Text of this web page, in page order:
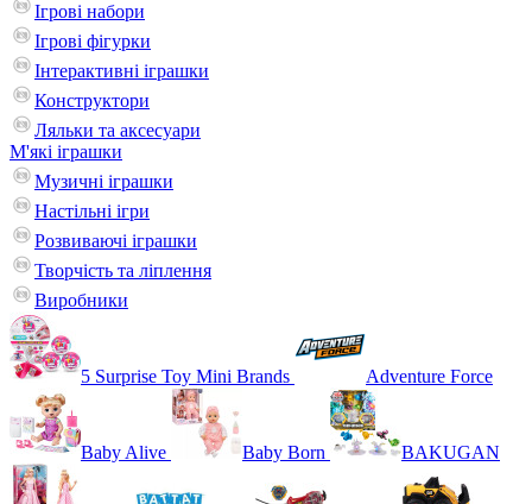
Ігрові набори
Ігрові фігурки
Інтерактивні іграшки
Конструктори
Ляльки та аксесуари
М'які іграшки
Музичні іграшки
Настільні iгри
Розвиваючі іграшки
Творчість та ліплення
Виробники
5 Surprise Toy Mini Brands Adventure Force
Baby Alive Baby Born BAKUGAN